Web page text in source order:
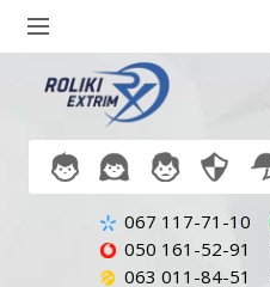
067 117-71-10
050 161-52-91
063 011-84-51